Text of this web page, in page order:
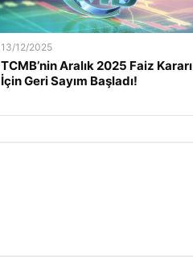
13/12/2025
TCMB’nin Aralık 2025 Faiz Kararı
İçin Geri Sayım Başladı!